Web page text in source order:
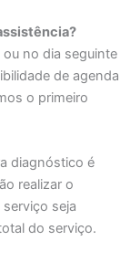
no dia seguinte
de agenda
o primeiro
diagnóstico é
realizar o
seja
do serviço.